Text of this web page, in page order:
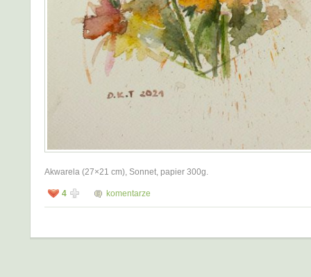
Akwarela (27×21 cm), Sonnet, papier 300g.
4 komentarze